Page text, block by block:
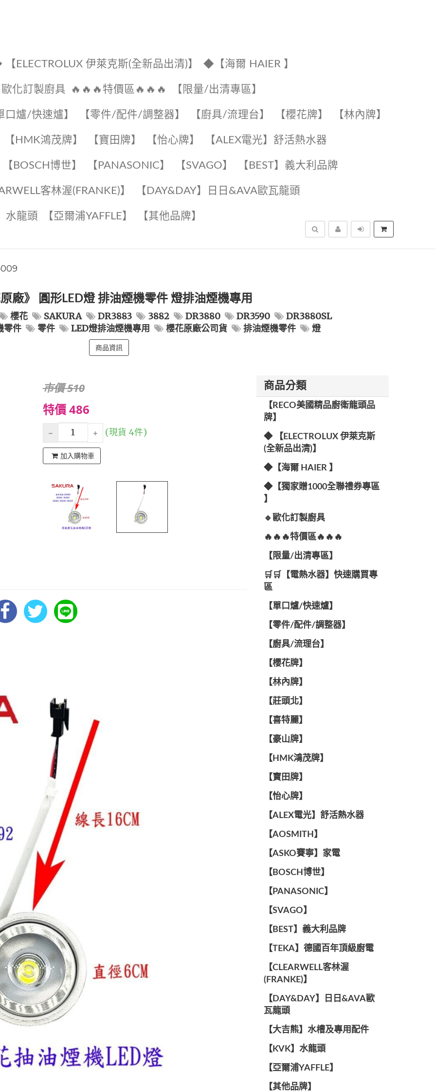
ELECTROLUX 伊萊克斯(全新品出清)】 ◆【海爾 HAIER 】
化訂製廚具 🔥🔥🔥特價區🔥🔥🔥 【限量/出清專區】
口爐/快速爐】 【零件/配件/調整器】 【廚具/流理台】 【櫻花牌】 【林內牌】
【HMK鴻茂牌】 【寶田牌】 ️【怡心牌】️ ️️【ALEX電光】舒活熱水器️️
【BOSCH博世】 ️【PANASONIC】️ ️【SVAGO】️ ️【BEST】️義大利品牌
客林渥(FRANKE)】️ ️【DAY&DAY】️日日&AVA歐瓦龍頭
水龍頭️ 【亞爾浦YAFFLE】 ️【其他品牌】️
搜尋
廠》 圓形LED燈 排油煙機零件 燈排油煙機專用
櫻花 SAKURA DR3883 3882 DR3880 DR3590
DR3880SL
零件
零件 LED燈排油煙機專用 櫻花原廠公司貨 排油煙機零件 燈
商品資訊
市價 510
特價 486
(現貨 4件)
加入購物車
商品分類
【RECO美國精品廚衛龍頭品
牌】
◆ 【ELECTROLUX 伊萊克斯
(全新品出清)】
◆【海爾 HAIER 】
◆【獨家贈1000全聯禮券專區
】
🔹歐化訂製廚具
🔥🔥🔥特價區🔥🔥🔥
【限量/出清專區】
🛒🛒【電熱水器】快速購買專
區
【單口爐/快速爐】
【零件/配件/調整器】
【廚具/流理台】
【櫻花牌】
【林內牌】
【莊頭北】
【喜特麗】
【豪山牌】
【HMK鴻茂牌】
【寶田牌】
️【怡心牌】️
️️【ALEX電光】舒活熱水器️️
【AOSMITH】
【ASKO賽寧】家電
【BOSCH博世】
️【PANASONIC】️
️【SVAGO】️
️【BEST】️義大利品牌
️【TEKA】️德國百年頂級廚電
️【CLEARWELL客林渥
(FRANKE)】️
️【DAY&DAY】️日日&AVA歐
瓦龍頭
【大吉熊】水槽及專用配件
️【KVK】水龍頭️
【亞爾浦YAFFLE】
️【其他品牌】️